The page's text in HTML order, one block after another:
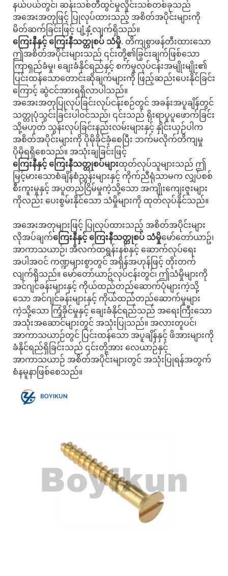
နယ်ပယ်တွင်၊ ဆန်းသစ်တီထွင်မှုလှိုင်းသစ်တစ်ခုသည်
အအေးအတုဖြင့် ပြုလုပ်ထားသည့် အစိတ်အပိုင်းများကို
မိတ်ဆက်ခြင်းဖြင့် ပျံ့နှံ့လျက်ရှိသည်။
ကြေးနီနှင့် ကြေးနီသတ္တုစပ် သံမှို. တိကျစွာဖန်တီးထားသော
ဤအစိတ်အပိုင်းများသည် ၎င်းတို့၏ခြွင်းချက်ဖြစ်သော
ကြာရှည်ခံမှု၊ ချေးခံနိုင်ရည်နှင့် စက်မှုလုပ်ငန်းအမျိုးမျိုး၏
ပြင်းထန်သောတောင်းဆိုချက်များကို ဖြည့်ဆည်းပေးနိုင်ခြင်း
ကြောင့် ဆွဲငင်အားရရှိလာပါသည်။
အအေးအတုပြုလုပ်ခြင်းလုပ်ငန်းစဉ်တွင် အခန်းအပူချိန်တွင်
သတ္တုပုံသွင်းခြင်းပါဝင်သည်၊ ၎င်းသည် ရိုးရာပူပူဖောက်ခြင်း
သို့မဟုတ် သွန်းလုပ်ခြင်းနည်းလမ်းများနှင့် နှိုင်းယှဉ်ပါက
အစိတ်အပိုင်းများကို ပိုမိုခိုင်ခံ့စေပြီး ဘက်မလိုက်တိကျမှု
ပိုမိုရရှိစေသည်။ အသုံးချခြင်းဖြင့်
ကြေးနီနှင့် ကြေးနီသတ္တုစပ်များထုတ်လုပ်သူများသည် ဤ
မြင့်မားသောစံချိန်စံညွှန်းများနှင့် ကိုက်ညီရုံသာမက လျှပ်စစ်
စီးကူးမှုနှင့် အပူတည်ငြိမ်မှုကဲ့သို့သော အကျိုးကျေးဇူးများ
ကိုလည်း ပေးစွမ်းနိုင်သော သံမှိုများကို ထုတ်လုပ်နိုင်သည်။
အအေးအတုများဖြင့် ပြုလုပ်ထားသည့် အစိတ်အပိုင်းများ
လိုအပ်ချက်ကြေးနီနှင့် ကြေးနီသတ္တုစပ် သံမှိုမော်တော်ယာဥ်၊
အာကာသယာဉ်၊ အီလက်ထရွန်းနစ်နှင့် ဆောက်လုပ်ရေး
အပါအဝင် ကဏ္ဍများစွာတွင် အရှိန်အဟုန်ဖြင့် တိုးတက်
လျက်ရှိသည်။ မော်တော်ယာဥ်လုပ်ငန်းတွင်၊ ဤသံမှိုများကို
အင်ဂျင်ခန်းများနှင့် ကိုယ်ထည်တည်ဆောက်ပုံများကဲ့သို့
သော အင်ဂျင်ခန်းများနှင့် ကိုယ်ထည်တည်ဆောက်မှုများ
ကဲ့သို့သော ကြံ့ခိုင်မှုနှင့် ချေးခံနိုင်ရည်သည် အရေးကြီးသော
အသုံးအဆောင်များတွင် အသုံးပြုသည်။ အလားတူပင်၊
အာကာသယာဉ်တွင် ပြင်းထန်သော အပူချိန်နှင့် ဖိအားများကို
ခံနိုင်ရည်ရှိခြင်းသည် ၎င်းတို့အား လေယာဉ်နှင့်
အာကာသယာဉ် အစိတ်အပိုင်းများတွင် အသုံးပြုရန်အတွက်
စံနမူနာဖြစ်စေသည်။